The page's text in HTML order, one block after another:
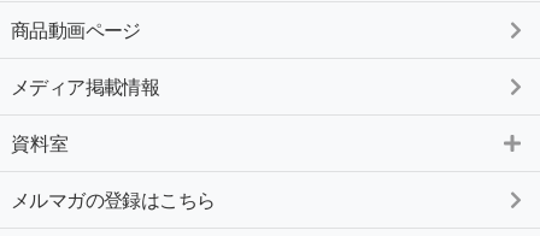
商品動画ページ
メディア掲載情報
資料室
メルマガの登録はこちら